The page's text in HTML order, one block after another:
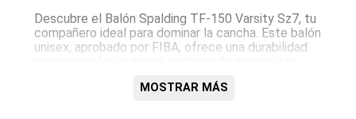
Descubre el Balón Spalding TF-150 Varsity Sz7, tu
compañero ideal para dominar la cancha. Este balón
unisex, aprobado por FIBA, ofrece una durabilidad
entrenamientos y partidos, su tamaño oficial (Talla 7)
MOSTRAR MÁS